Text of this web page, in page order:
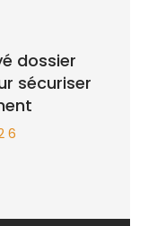
dossier
sécuriser